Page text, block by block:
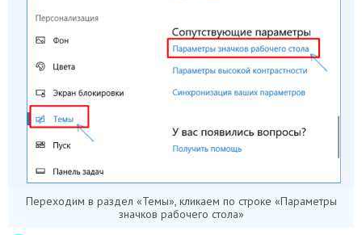
Переходим в раздел «Темы», кликаем по строке «Параметры
значков рабочего стола»